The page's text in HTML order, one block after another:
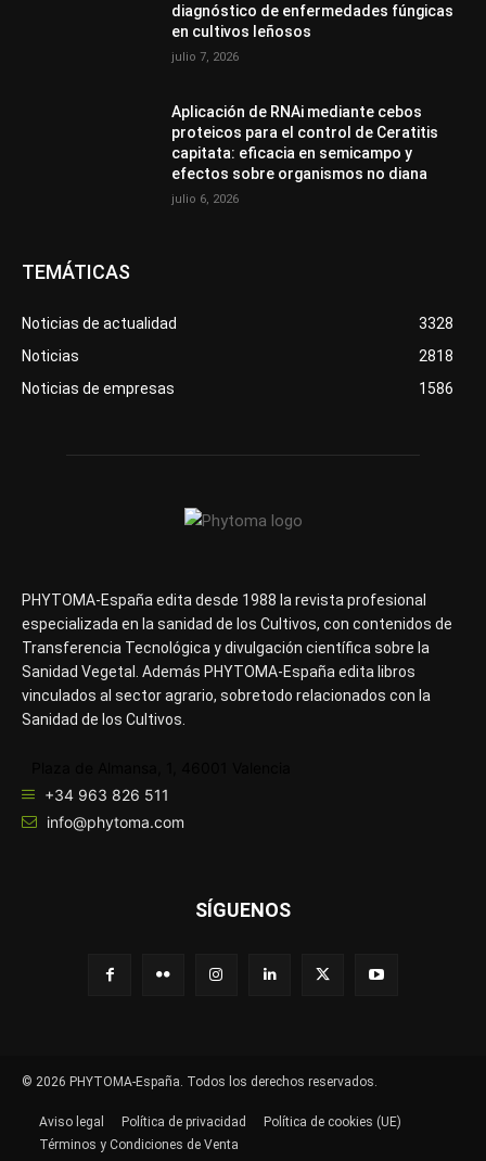
diagnóstico de enfermedades fúngicas
en cultivos leñosos
julio 7, 2026
Aplicación de RNAi mediante cebos
proteicos para el control de Ceratitis
capitata: eficacia en semicampo y
efectos sobre organismos no diana
julio 6, 2026
TEMÁTICAS
Noticias de actualidad
3328
Noticias
2818
Noticias de empresas
1586
PHYTOMA-España edita desde 1988 la revista profesional
especializada en la sanidad de los Cultivos, con contenidos de
Transferencia Tecnológica y divulgación científica sobre la
Sanidad Vegetal. Además PHYTOMA-España edita libros
vinculados al sector agrario, sobretodo relacionados con la
Sanidad de los Cultivos.
+34 963 826 511
info@phytoma.com
SÍGUENOS
© 2026 PHYTOMA-España. Todos los derechos reservados.
Aviso legal Política de privacidad
Política de cookies (UE)
Términos y Condiciones de Venta